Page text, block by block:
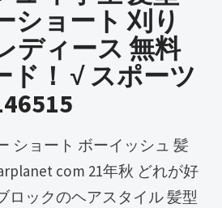
ショート 刈り
ディース 無料
ド！ √ スポーツ
com 21年秋 どれが好
ロックのヘアスタイル 髪型